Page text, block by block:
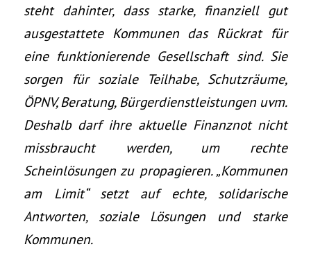
steht dahinter, dass starke, finanziell gut
ausgestattete Kommunen das Rückrat für
eine funktionierende Gesellschaft sind. Sie
sorgen für soziale Teilhabe, Schutzräume,
ÖPNV, Beratung, Bürgerdienstleistungen uvm.
Deshalb darf ihre aktuelle Finanznot nicht
missbraucht werden, um rechte
Scheinlösungen zu propagieren. „Kommunen
am Limit“ setzt auf echte, solidarische
Antworten, soziale Lösungen und starke
Kommunen.